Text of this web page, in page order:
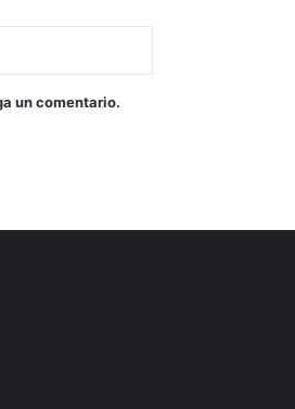
un comentario.